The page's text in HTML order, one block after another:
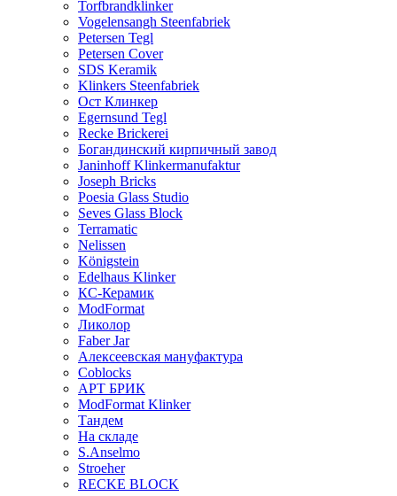
Torfbrandklinker
Vogelensangh Steenfabriek
Petersen Tegl
Petersen Cover
SDS Keramik
Klinkers Steenfabriek
Ост Клинкер
Egernsund Tegl
Recke Brickerei
Богандинский кирпичный завод
Janinhoff Klinkermanufaktur
Joseph Bricks
Poesia Glass Studio
Seves Glass Block
Terramatic
Nelissen
Königstein
Edelhaus Klinker
КС-Керамик
ModFormat
Ликолор
Faber Jar
Алексеевская мануфактура
Coblocks
АРТ БРИК
ModFormat Klinker
Тандем
На складе
S.Anselmo
Stroeher
RECKE BLOCK